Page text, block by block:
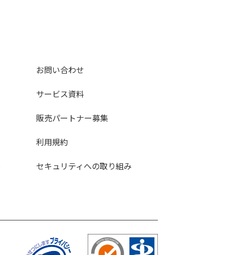
お問い合わせ
サービス資料
販売パートナー募集
利用規約
セキュリティへの取り組み